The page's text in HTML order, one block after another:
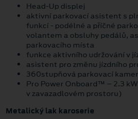
Head-Up displej
aktivní parkovací asistent s
funkcí - podélné a příčné
volantem a obsluhy pedálů,
parkovacího místa
funkce aktivního udržování v
asistent pro změnu jízdního
360stupňová parkovací
Pro Power Onboard™ – 2.3
v zavazadlovém prostoru)
Metalický lak karoserie